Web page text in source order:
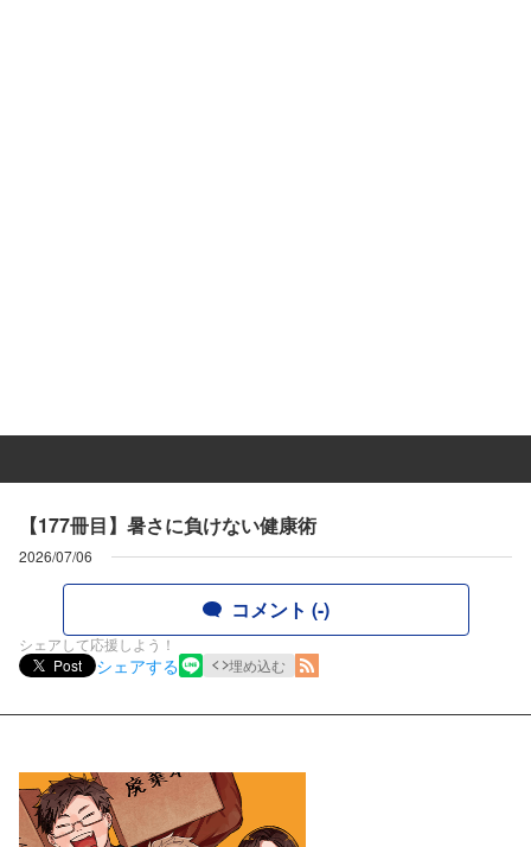
【177冊目】暑さに負けない健康術
2026/07/06
コメント (-)
シェアして応援しよう！
Post
シェアする 埋め込む